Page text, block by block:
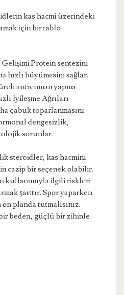
kas hacmi üzerindeki
için bir tablo
Protein sentezini
hızlı büyümesini sağlar.
antrenman yapma
İyileşme Ağrıları
çabuk toparlanmasını
dengesizlik,
sorunlar.
steroidler, kas hacmini
cazip bir seçenek olabilir.
kullanımıyla ilgili riskleri
şarttır. Spor yaparken
ön planda tutmalısınız.
beden, güçlü bir zihinle